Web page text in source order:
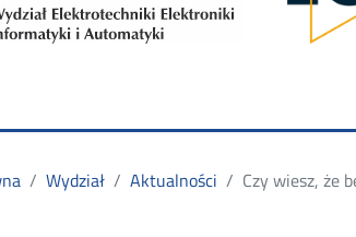
Wydział Aktualności Czy wiesz, że